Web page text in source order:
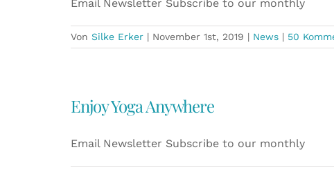
Email Newsletter Subscribe to our monthly
Von Silke Erker | November 1st, 2019 | News | 50
Enjoy Yoga Anywhere
Email Newsletter Subscribe to our monthly